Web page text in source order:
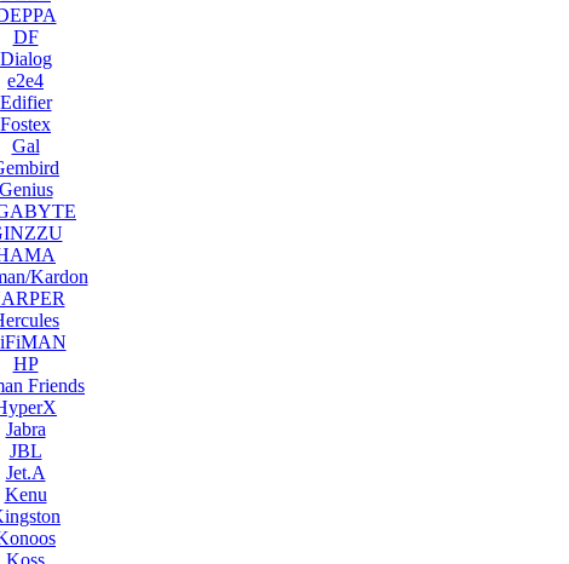
DF
Dialog
e2e4
Edifier
Fostex
Gal
Genius
Kardon
HP
Friends
Jabra
JBL
Jet.A
Kenu